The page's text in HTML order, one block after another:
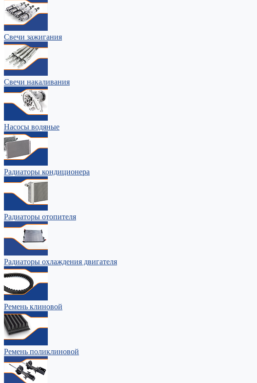
Свечи зажигания
Свечи накаливания
Насосы водяные
Радиаторы кондиционера
Радиаторы отопителя
Радиаторы охлаждения двигателя
Ремень клиновой
Ремень поликлиновой